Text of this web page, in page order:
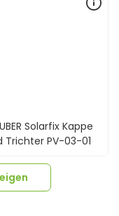
Solarfix Kappe
Trichter PV-03-01